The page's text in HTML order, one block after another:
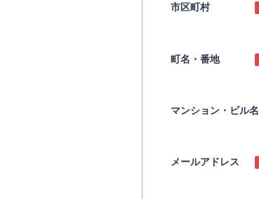
市区町村
町名・番地
マンション・ビル名
メールアドレス